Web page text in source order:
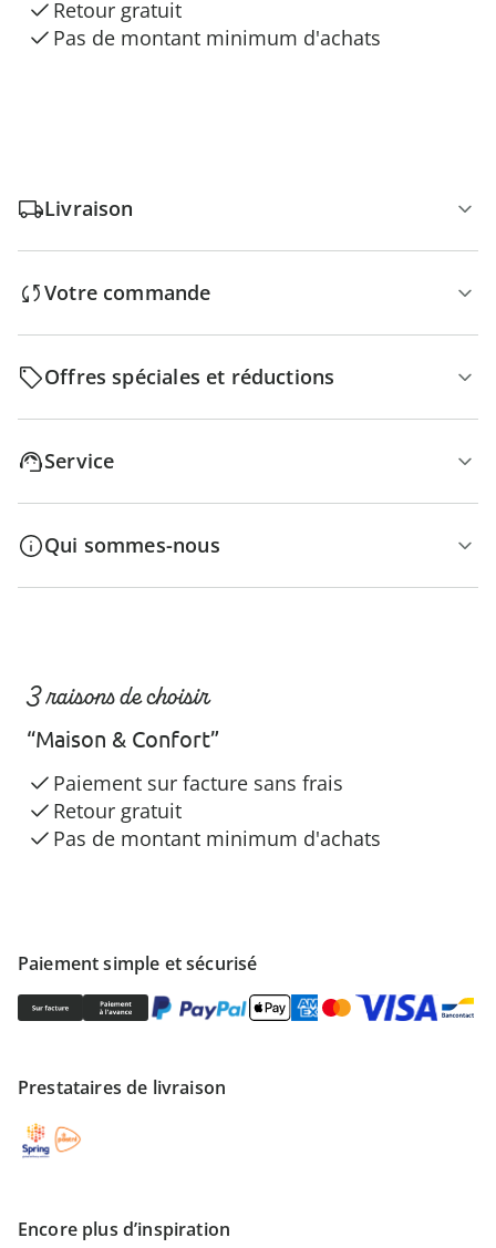
Retour gratuit
Pas de montant minimum d'achats
Livraison
Votre commande
Offres spéciales et réductions
Service
Qui sommes-nous
Paiement simple et sécurisé
Prestataires de livraison
Encore plus d’inspiration
3 raisons de choisir
“Maison & Confort”
Paiement sur facture sans frais
Retour gratuit
Pas de montant minimum d'achats